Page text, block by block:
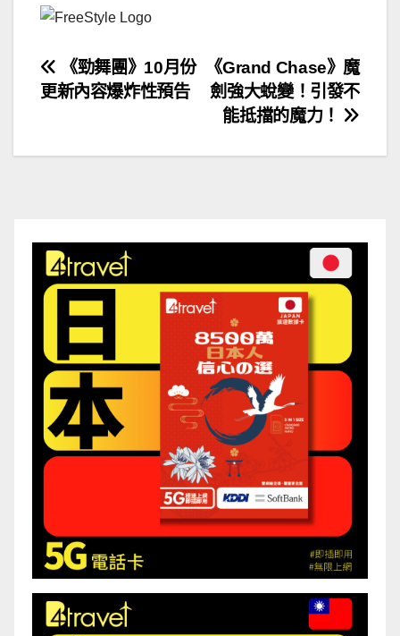
文
章
導
《Grand Chase》魔
劍強大蛻變！引發不
能抵擋的魔力！
《勁舞團》10月份
更新內容爆炸性預告